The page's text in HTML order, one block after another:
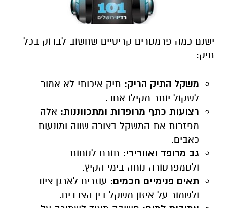
ישנם כמה פרמטרים קריטיים שחשוב לבדוק בכל
תיק:
משקל התיק הריק: תיק איכותי לא אמור
לשקול יותר מקילו אחד.
רצועות כתף מרופדות ומתכווננות: אלה
מפזרות את המשקל בצורה שווה ומונעות
כאבים.
גב מרופד ואוורירי: תורם לנוחות
ולטמפרטורה נוחה בימי הקיץ.
תאים פנימיים חכמים: עוזרים לארגן ציוד
ולשמור על איזון משקל בין הצדדים.